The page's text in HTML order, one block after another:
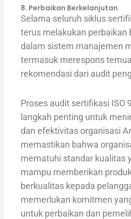
8. Perbaikan Berkelanjutan
Selama seluruh siklus
terus melakukan perbaikan
dalam sistem manajemen
termasuk merespons
rekomendasi dari audit
Proses audit sertifikasi ISO
langkah penting untuk
dan efektivitas organisasi
memastikan bahwa
mematuhi standar kualitas
mampu memberikan
berkualitas kepada
memerlukan komitmen
untuk perbaikan dan